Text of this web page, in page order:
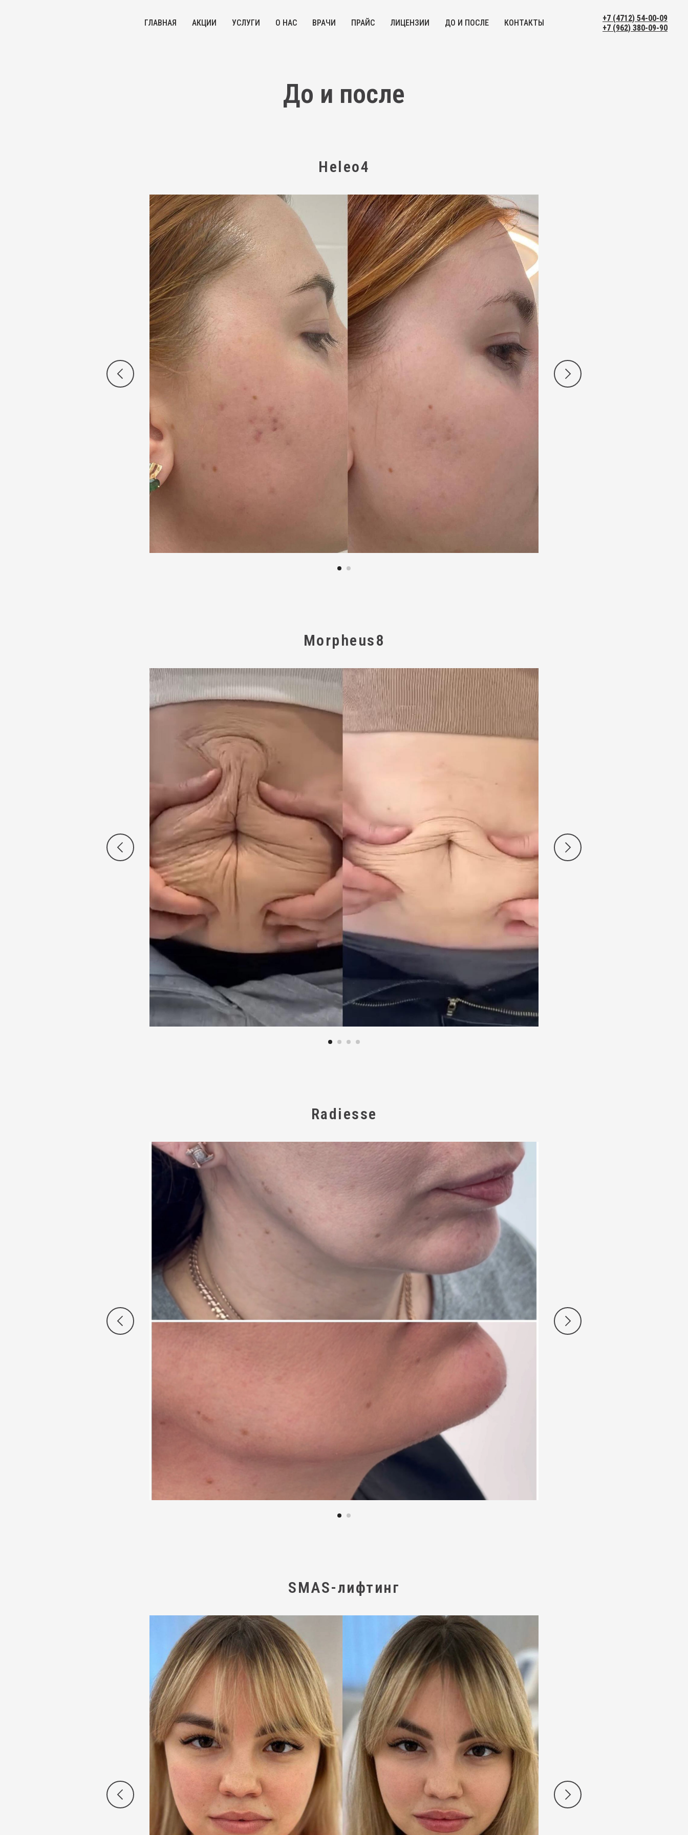
ГЛАВНАЯ АКЦИИ УСЛУГИ О НАС ВРАЧИ ПРАЙС ЛИЦЕНЗИИ ДО И ПОСЛЕ КОНТАКТЫ
+7 (4712) 54-00-09
+7 (962) 380-09-90
До и после
Heleo4
Morpheus8
Radiesse
SMAS-лифтинг